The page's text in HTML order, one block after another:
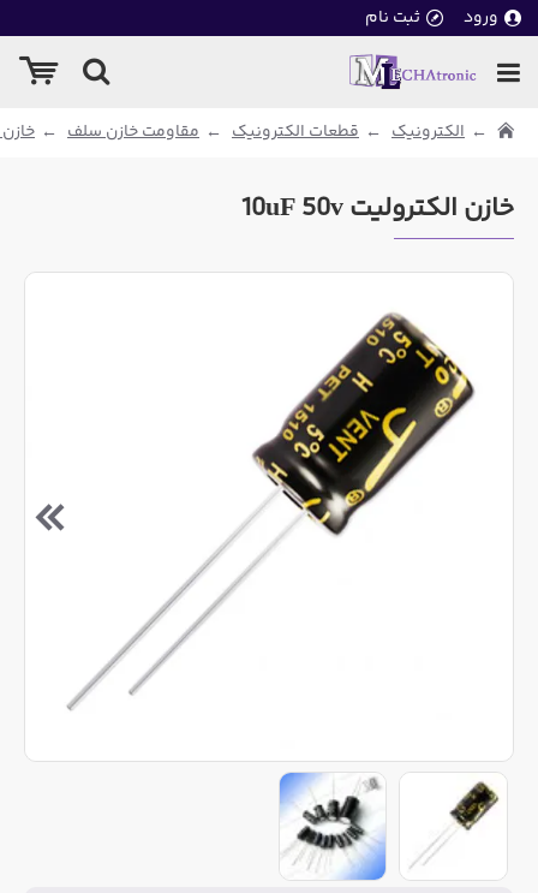
ورود ثبت نام
الکترونیک قطعات الکترونیک مقاومت خازن سلف
خازن الکترولیت 10uF 50v